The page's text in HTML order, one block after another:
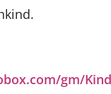
gm/